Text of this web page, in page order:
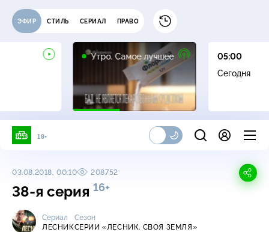
ЭФИР СТИЛЬ СЕРИАЛ ПРАВО
Утро. Самое лучшее
16+
05:00
Сегодня
18+
03.08.2018, 00:10 208752
38-я серия 16+
Сериал
ЛЕСНИК
Сезон
СЕРИИ «ЛЕСНИК. СВОЯ ЗЕМЛЯ»